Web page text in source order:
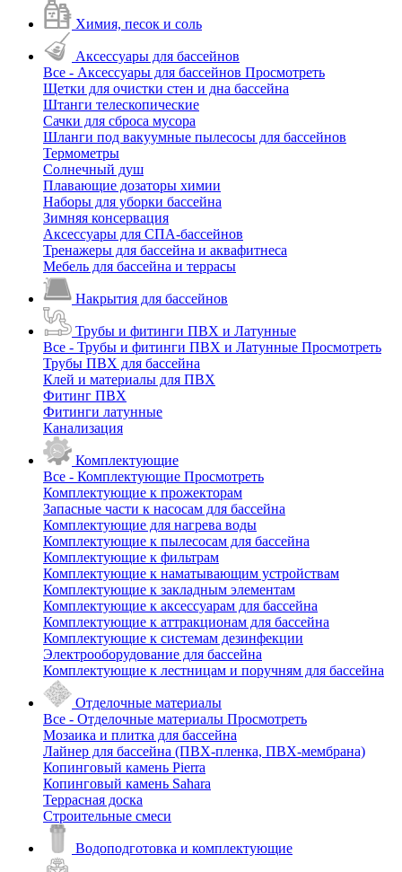
Химия, песок и соль
Аксессуары для бассейнов
Все - Аксессуары для бассейнов Просмотреть
Щетки для очистки стен и дна бассейна
Штанги телескопические
Сачки для сброса мусора
Шланги под вакуумные пылесосы для бассейнов
Термометры
Солнечный душ
Плавающие дозаторы химии
Наборы для уборки бассейна
Зимняя консервация
Аксессуары для СПА-бассейнов
Тренажеры для бассейна и аквафитнеса
Мебель для бассейна и террасы
Накрытия для бассейнов
Трубы и фитинги ПВХ и Латунные
Все - Трубы и фитинги ПВХ и Латунные Просмотреть
Трубы ПВХ для бассейна
Клей и материалы для ПВХ
Фитинг ПВХ
Фитинги латунные
Канализация
Комплектующие
Все - Комплектующие Просмотреть
Комплектующие к прожекторам
Запасные части к насосам для бассейна
Комплектующие для нагрева воды
Комплектующие к пылесосам для бассейна
Комплектующие к фильтрам
Комплектующие к наматывающим устройствам
Комплектующие к закладным элементам
Комплектующие к аксессуарам для бассейна
Комплектующие к аттракционам для бассейна
Комплектующие к системам дезинфекции
Электрооборудование для бассейна
Комплектующие к лестницам и поручням для бассейна
Отделочные материалы
Все - Отделочные материалы Просмотреть
Мозаика и плитка для бассейна
Лайнер для бассейна (ПВХ-пленка, ПВХ-мембрана)
Копинговый камень Pierra
Копинговый камень Sahara
Террасная доска
Строительные смеси
Водоподготовка и комплектующие